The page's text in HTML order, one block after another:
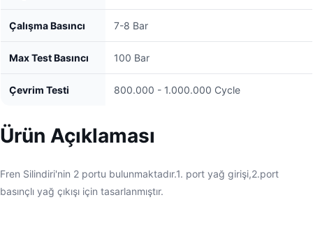
Çalışma Basıncı 7-8 Bar
Max Test Basıncı 100 Bar
Çevrim Testi 800.000 - 1.000.000 Cycle
Ürün Açıklaması
Fren Silindiri'nin 2 portu bulunmaktadır.1. port yağ girişi,2.port
basınçlı yağ çıkışı için tasarlanmıştır.